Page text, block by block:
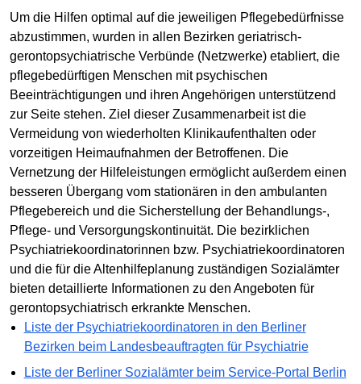
Um die Hilfen optimal auf die jeweiligen Pflegebedürfnisse
abzustimmen, wurden in allen Bezirken geriatrisch-
gerontopsychiatrische Verbünde (Netzwerke) etabliert, die
pflegebedürftigen Menschen mit psychischen
Beeinträchtigungen und ihren Angehörigen unterstützend
zur Seite stehen. Ziel dieser Zusammenarbeit ist die
Vermeidung von wiederholten Klinikaufenthalten oder
vorzeitigen Heimaufnahmen der Betroffenen. Die
Vernetzung der Hilfeleistungen ermöglicht außerdem einen
besseren Übergang vom stationären in den ambulanten
Pflegebereich und die Sicherstellung der Behandlungs-,
Pflege- und Versorgungskontinuität. Die bezirklichen
Psychiatriekoordinatorinnen bzw. Psychiatriekoordinatoren
und die für die Altenhilfeplanung zuständigen Sozialämter
bieten detaillierte Informationen zu den Angeboten für
gerontopsychiatrisch erkrankte Menschen.
Liste der Psychiatriekoordinatoren in den Berliner
Bezirken beim Landesbeauftragten für Psychiatrie
Liste der Berliner Sozialämter beim Service-Portal Berlin